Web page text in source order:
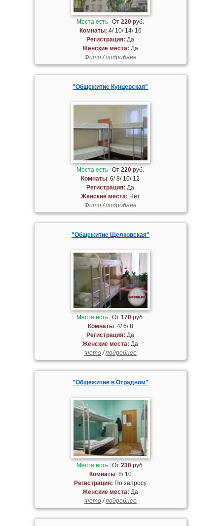
Места есть От220 руб.
Комнаты: 4/ 10/ 14/ 16
Регистрация: Да
Женские места: Да
Фото/подробнее
"Общежитие Кунцевская"
Места есть От220 руб.
Комнаты: 6/ 8/ 10/ 12
Регистрация: Да
Женские места: Нет
Фото/подробнее
"Общежитие Щелковская"
Места есть От170 руб.
Комнаты: 4/ 6/ 8
Регистрация: Да
Женские места: Да
Фото/подробнее
"Общежитие в Отрадном"
Места есть От230 руб.
Комнаты: 8/ 10
Регистрация: По запросу
Женские места: Да
Фото/подробнее